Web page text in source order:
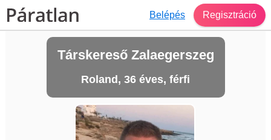
Belépés Regisztráció
Társkereső Zalaegerszeg
Roland, 36 éves, férfi